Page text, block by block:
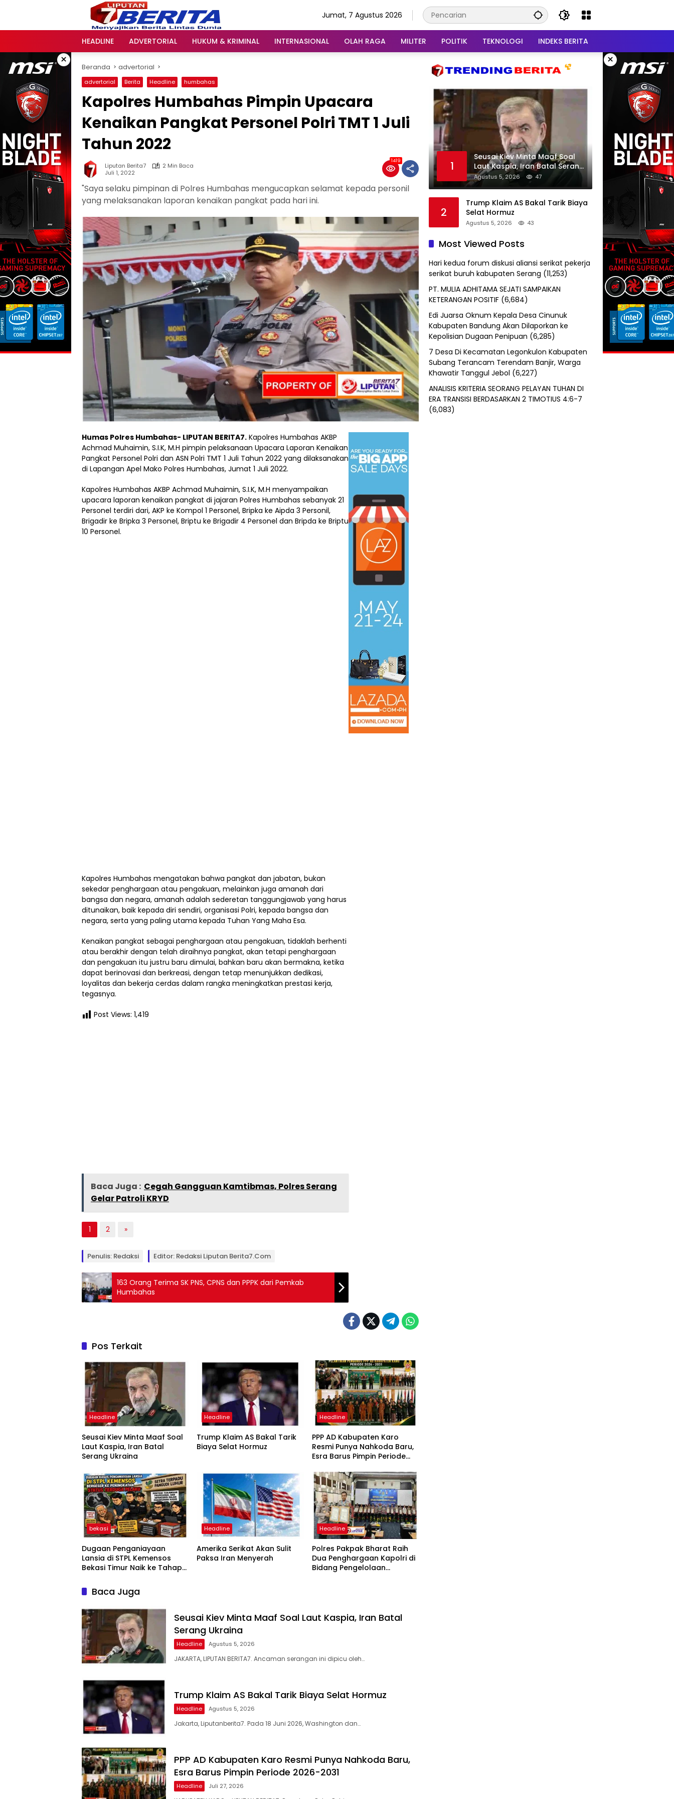
Jumat, 7 Agustus 2026
HEADLINE ADVERTORIAL HUKUM & KRIMINAL INTERNASIONAL OLAH RAGA MILITER POLITIK TEKNOLOGI INDEKS BERITA
× ×
Beranda advertorial
advertorial Berita Headline humbahas
Kapolres Humbahas Pimpin Upacara
Kenaikan Pangkat Personel Polri TMT 1 Juli
Tahun 2022
Liputan Berita7
2 Min Baca
Juli 1, 2022
1419
"Saya selaku pimpinan di Polres Humbahas mengucapkan selamat kepada personil
yang melaksanakan laporan kenaikan pangkat pada hari ini.
Humas Polres Humbahas- LIPUTAN BERITA7. Kapolres Humbahas AKBP
Achmad Muhaimin, S.I.K, M.H pimpin pelaksanaan Upacara Laporan Kenaikan
Pangkat Personel Polri dan ASN Polri TMT 1 Juli Tahun 2022 yang dilaksanakan
di Lapangan Apel Mako Polres Humbahas, Jumat 1 Juli 2022.
Kapolres Humbahas AKBP Achmad Muhaimin, S.I.K, M.H menyampaikan
upacara laporan kenaikan pangkat di jajaran Polres Humbahas sebanyak 21
Personel terdiri dari, AKP ke Kompol 1 Personel, Bripka ke Aipda 3 Personil,
Brigadir ke Bripka 3 Personel, Briptu ke Brigadir 4 Personel dan Bripda ke Briptu
10 Personel.
Kapolres Humbahas mengatakan bahwa pangkat dan jabatan, bukan
sekedar penghargaan atau pengakuan, melainkan juga amanah dari
bangsa dan negara, amanah adalah sederetan tanggungjawab yang harus
ditunaikan, baik kepada diri sendiri, organisasi Polri, kepada bangsa dan
negara, serta yang paling utama kepada Tuhan Yang Maha Esa.
Kenaikan pangkat sebagai penghargaan atau pengakuan, tidaklah berhenti
atau berakhir dengan telah diraihnya pangkat, akan tetapi penghargaan
dan pengakuan itu justru baru dimulai, bahkan baru akan bermakna, ketika
dapat berinovasi dan berkreasi, dengan tetap menunjukkan dedikasi,
loyalitas dan bekerja cerdas dalam rangka meningkatkan prestasi kerja,
tegasnya.
Post Views: 1,419
Baca Juga : Cegah Gangguan Kamtibmas, Polres Serang
Gelar Patroli KRYD
1 2 »
Penulis: Redaksi Editor: Redaksi Liputan Berita7.com
163 Orang Terima SK PNS, CPNS dan PPPK dari Pemkab
Humbahas
Pos Terkait
Headline
Seusai Kiev Minta Maaf Soal
Laut Kaspia, Iran Batal
Serang Ukraina
Headline
Trump Klaim AS Bakal Tarik
Biaya Selat Hormuz
Headline
PPP AD Kabupaten Karo
Resmi Punya Nahkoda Baru,
Esra Barus Pimpin Periode
bekasi
Dugaan Penganiayaan
Lansia di STPL Kemensos
Bekasi Timur Naik ke Tahap
Minta Proses Transparan
dan Bebas Intervensi
Headline
Amerika Serikat Akan Sulit
Paksa Iran Menyerah
Headline
Polres Pakpak Bharat Raih
Dua Penghargaan Kapolri di
Bidang Pengelolaan
Baca Juga
Seusai Kiev Minta Maaf Soal Laut Kaspia, Iran Batal
Serang Ukraina
Headline Agustus 5, 2026
JAKARTA, LIPUTAN BERITA7. Ancaman serangan ini dipicu oleh…
Trump Klaim AS Bakal Tarik Biaya Selat Hormuz
Headline Agustus 5, 2026
Jakarta, Liputanberita7. Pada 18 Juni 2026, Washington dan…
PPP AD Kabupaten Karo Resmi Punya Nahkoda Baru,
Esra Barus Pimpin Periode 2026-2031
Headline Juli 27, 2026
1
Seusai Kiev Minta Maaf Soal
Laut Kaspia, Iran Batal Serang
Ukraina
Agustus 5, 2026 47
2
Trump Klaim AS Bakal Tarik Biaya
Selat Hormuz
Agustus 5, 2026 43
Most Viewed Posts
Hari kedua forum diskusi aliansi serikat pekerja
serikat buruh kabupaten Serang (11,253)
PT. MULIA ADHITAMA SEJATI SAMPAIKAN
KETERANGAN POSITIF (6,684)
Edi Juarsa Oknum Kepala Desa Cinunuk
Kabupaten Bandung Akan Dilaporkan ke
Kepolisian Dugaan Penipuan (6,285)
7 Desa Di Kecamatan Legonkulon Kabupaten
Subang Terancam Terendam Banjir, Warga
Khawatir Tanggul Jebol (6,227)
ANALISIS KRITERIA SEORANG PELAYAN TUHAN DI
ERA TRANSISI BERDASARKAN 2 TIMOTIUS 4:6-7
(6,083)